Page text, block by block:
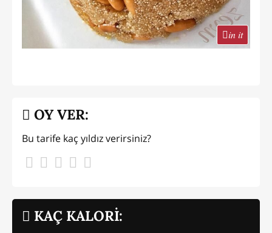
in it
KAÇ KALORİ:
OY VER:
Bu tarife kaç yıldız verirsiniz?